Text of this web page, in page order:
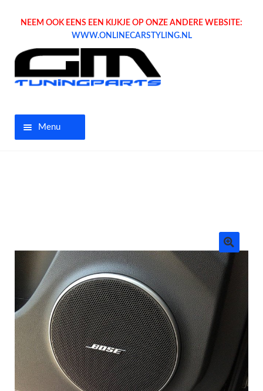
NEEM OOK EENS EEN KIJKJE OP ONZE ANDERE WEBSITE:
WWW.ONLINECARSTYLING.NL
Menu
Tuning parts
OPC Line
Bedrijfswagen parts
Contact